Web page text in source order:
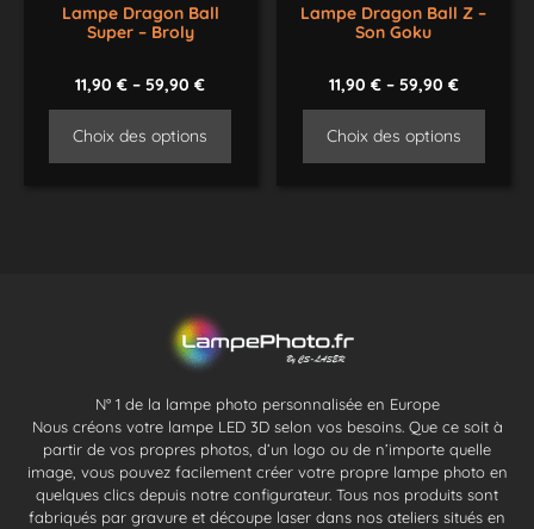
Lampe Dragon Ball
Super – Broly
11,90€ –59,90€
Choix des options
Lampe Dragon Ball Z –
Son Goku
11,90 €– 59,90 €
Choix des options
N° 1 de la lampe photo personnalisée en Europe
Nous créons votre lampe LED 3D selon vos besoins. Que ce soit à
partir de vos propres photos, d’un logo ou de n’importe quelle
image, vous pouvez facilement créer votre propre lampe photo en
quelques clics depuis notre configurateur. Tous nos produits sont
fabriqués par gravure et découpe laser dans nos ateliers situés en